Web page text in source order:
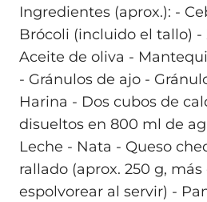
Ingredientes (aprox.): -
Brócoli (incluido el tallo) -
Aceite de oliva -
- Gránulos de ajo -
Harina - Dos cubos de
disueltos en 800 ml de
Leche - Nata - Queso
rallado (aprox. 250 g, más
espolvorear al servir) -